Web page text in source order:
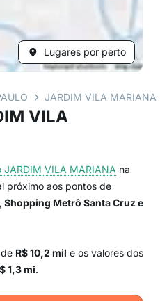
Lugares por perto
JARDIM VILA MARIANA
VILA
JARDIM VILA MARIANA na
próximo aos pontos de
Metrô Santa Cruz e
R$ 10,2 mil e os valores dos
1,3 mi.